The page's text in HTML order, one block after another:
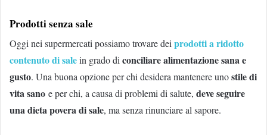
Prodotti senza sale
Oggi nei supermercati possiamo trovare dei prodotti a ridotto
contenuto di salein grado di conciliarealimentazione sana e
gusto. Una buona opzione per chi desidera mantenere unostile di
vita sano e per chi, a causa di problemi di salute, deve seguire
una dieta povera di sale, ma senza rinunciare al sapore.